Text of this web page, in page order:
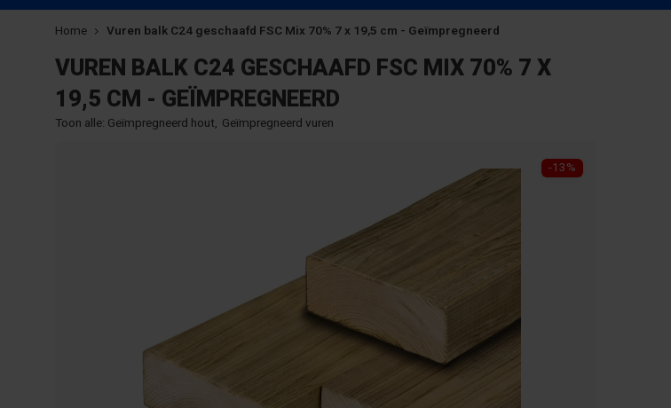
Home Vuren balk C24 geschaafd FSC Mix 70% 7 x 19,5 cm - Geïmpregneerd
VUREN BALK C24 GESCHAAFD FSC MIX 70% 7 X
19,5 CM - GEÏMPREGNEERD
Toon alle: Geïmpregneerd hout, Geïmpregneerd vuren
-13%